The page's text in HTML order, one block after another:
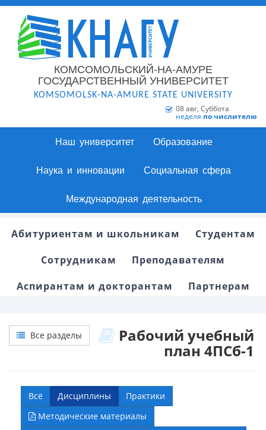
КОМСОМОЛЬСКИЙ-НА-АМУРЕ
ГОСУДАРСТВЕННЫЙ УНИВЕРСИТЕТ
KOMSOMOLSK-NA-AMURE STATE UNIVERSITY
08 авг, Суббота
неделя по числителю
Наш университет Образование
Наука и инновации Социальная сфера
Международная деятельность
Абитуриентам и школьникам
Студентам
Сотрудникам
Преподавателям
Аспирантам и докторантам
Партнерам
Все разделы Рабочий учебный
план 4ПСб-1
Всё Дисциплины
Практики
Методические материалы